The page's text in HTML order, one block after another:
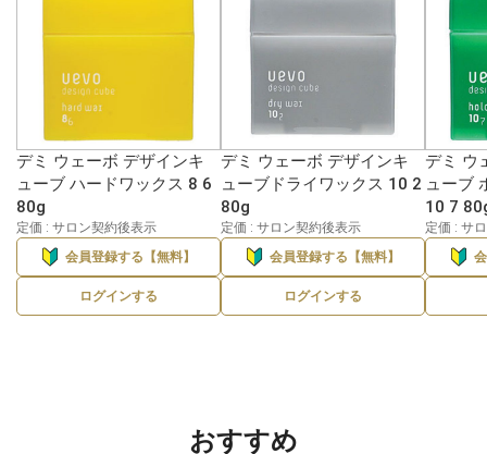
デミ ウェーボ デザインキ
ューブ ハードワックス 8 6
80g
定価 : サロン契約後表示
会員登録する【無料】
ログインする
デミ ウェーボ デザインキ
ューブドライワックス 10 2
80g
定価 : サロン契約後表示
会員登録する【無料】
ログインする
デミ ウ
ューブ
10 7
定価 : サ
おすすめ